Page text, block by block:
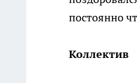
постоянно
Коллектив